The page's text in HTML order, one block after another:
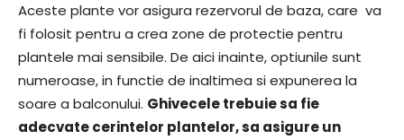
Aceste plante vor asigura rezervorul de baza, care va
fi folosit pentru a crea zone de protectie pentru
plantele mai sensibile. De aici inainte, optiunile sunt
numeroase, in functie de inaltimea si expunerea la
soare a balconului. Ghivecele trebuie sa fie
adecvate cerintelor plantelor, sa asigure un